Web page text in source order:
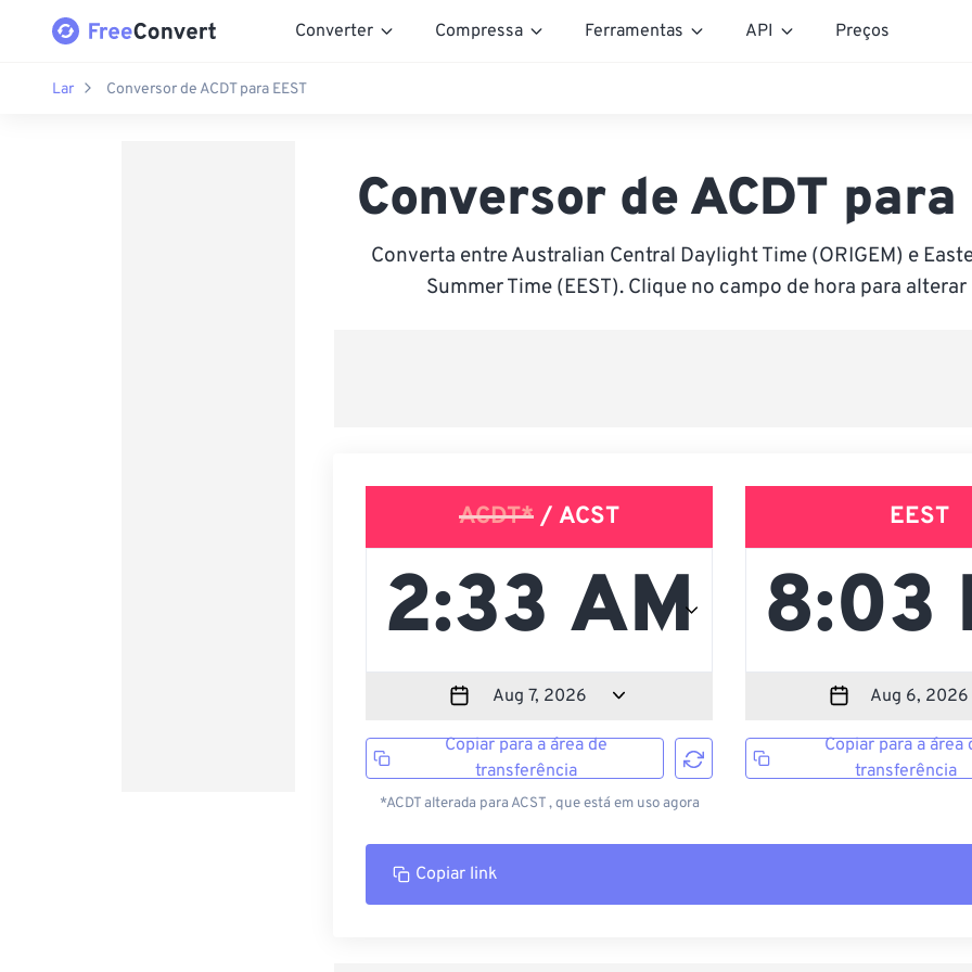
Converter Compressa Ferramentas API Preços
Lar Conversor de ACDT para EEST
Conversor de ACDT para
Converta entre Australian Central Daylight Time (ORIGEM) e
Summer Time (EEST). Clique no campo de hora para alterar
ACDT* / ACST
Copiar para a área de
transferência
*ACDT alterada para ACST , que está em uso agora
EEST
Copiar para a área
transferência
Copiar link